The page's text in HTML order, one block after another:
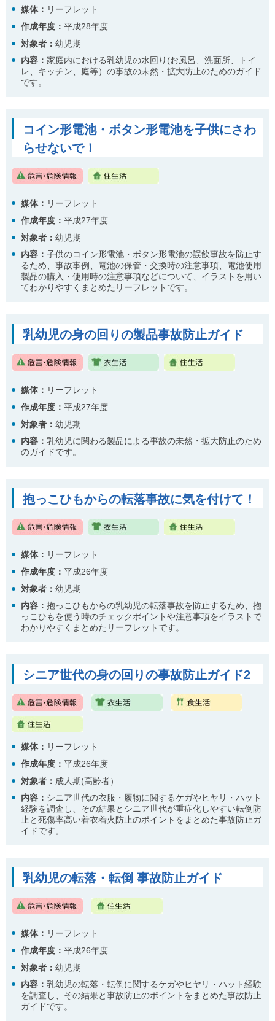
媒体： リーフレット
作成年度： 平成28年度
対象者： 幼児期
内容： 家庭内における乳幼児の水回り(お風呂、洗面所、トイ
レ、キッチン、庭等）の事故の未然・拡大防止のためのガイド
です。
コイン形電池・ボタン形電池を子供にさわ
らせないで！
媒体： リーフレット
作成年度： 平成27年度
対象者： 幼児期
内容 ： 子供のコイン形電池・ボタン形電池の誤飲事故を防止す
るため、事故事例、電池の保管・交換時の注意事項、電池使用
製品の購入・使用時の注意事項などについて、イラストを用い
てわかりやすくまとめたリーフレットです。
乳幼児の身の回りの製品事故防止ガイド
媒体： リーフレット
作成年度： 平成27年度
対象者： 幼児期
内容 ： 乳幼児に関わる製品による事故の未然・拡大防止のため
のガイドです。
抱っこひもからの転落事故に気を付けて！
媒体： リーフレット
作成年度： 平成26年度
対象者： 幼児期
内容 ： 抱っこひもからの乳幼児の転落事故を防止するため、抱
っこひもを使う時のチェックポイントや注意事項をイラストで
わかりやすくまとめたリーフレットです。
シニア世代の身の回りの事故防止ガイド2
媒体： リーフレット
作成年度： 平成26年度
対象者： 成人期(高齢者）
内容 ： シニア世代の衣服・履物に関するケガやヒヤリ・ハット
経験を調査し、その結果とシニア世代が重症化しやすい転倒防
止と死傷率高い着衣着火防止のポイントをまとめた事故防止ガ
イドです。
乳幼児の転落・転倒 事故防止ガイド
媒体： リーフレット
作成年度： 平成26年度
対象者： 幼児期
内容 ： 乳幼児の転落・転倒に関するケガやヒヤリ・ハット経験
を調査し、その結果と事故防止のポイントをまとめた事故防止
ガイドです。